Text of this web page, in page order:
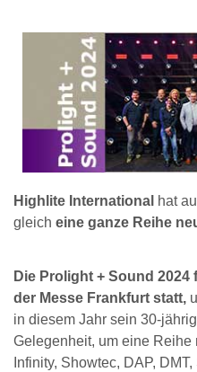
Highlite International hat
gleich eine ganze Reihe
Die Prolight + Sound 2024
der Messe Frankfurt statt,
in diesem Jahr sein 30-
Gelegenheit, um eine Reihe
Infinity, Showtec, DAP,